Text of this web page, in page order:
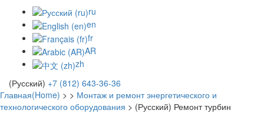
ru
en
fr
AR
zh
(Русский) +7 (812) 643-36-36
Главная(Home) > > Монтаж и ремонт энергетического и
технологического оборудования > (Русский) Ремонт турбин